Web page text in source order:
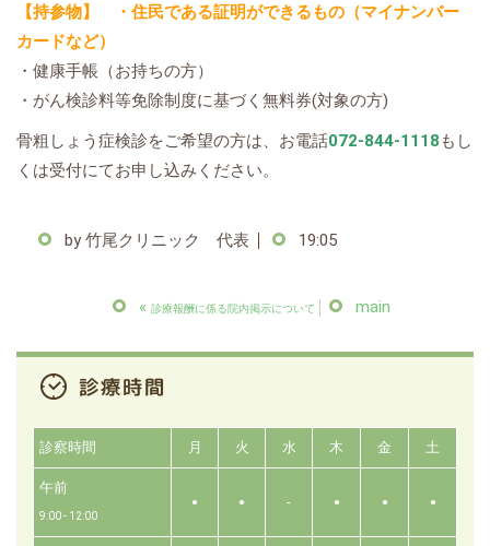
【持参物】 ・住民である証明ができるもの（マイナンバー
カードなど）
・健康手帳（お持ちの方）
・がん検診料等免除制度に基づく無料券(対象の方)
骨粗しょう症検診をご希望の方は、お電話072-844-1118 もし
くは受付にてお申し込みください。
by竹尾クリニック 代表 19:05
« 診療報酬に係る院内掲示について main
診察時間 月 火 水 木 金 土
午前
9:00 - 12:00
● ● - ● ● ●